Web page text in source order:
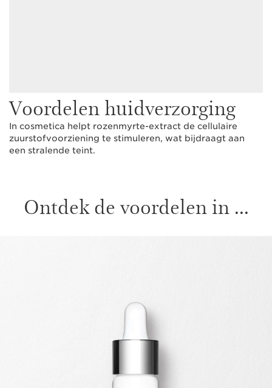
Voordelen huidverzorging
In cosmetica helpt rozenmyrte-extract de cellulaire
zuurstofvoorziening te stimuleren, wat bijdraagt aan
een stralende teint.
Ontdek de voordelen in ...